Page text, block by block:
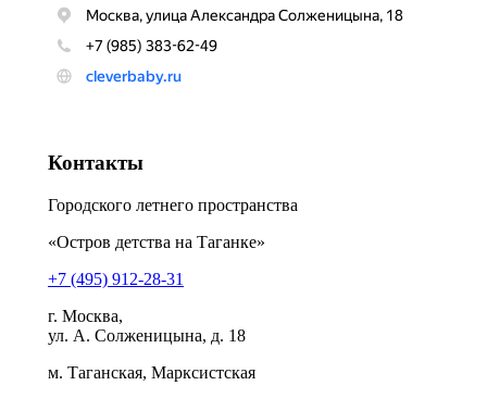
Контакты
Городского летнего пространства
«Остров детства на Таганке»
+7 (495) 912-28-31
г. Москва,
ул. А. Солженицына, д. 18
м. Таганская, Марксистская